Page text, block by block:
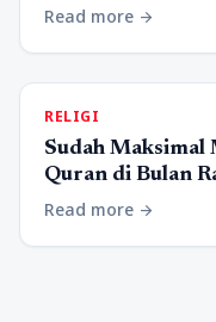
Read more arrow_forward
RELIGI
Sudah Maksimal
Quran di Bulan
Read more arrow_forward